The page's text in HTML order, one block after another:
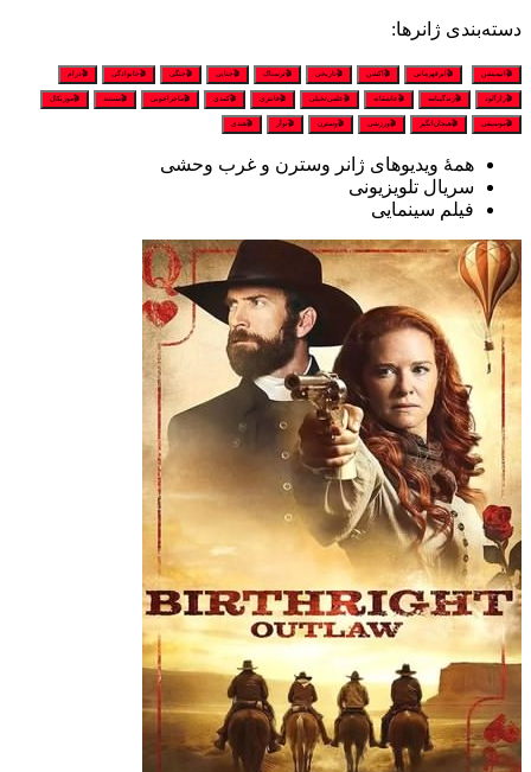
دسته‌بندی ژانرها:
🎬انیمیشن 🎬ابرقهرمانی 🎬اکشن 🎬تاریخی 🎬ترسناک 🎬جنایی 🎬جنگی 🎬خانوادگی 🎬درام
🎬رازآلود 🎬زندگینامه 🎬عاشقانه 🎬علمی‌تخیلی 🎬فانتزی 🎬کمدی 🎬ماجراجویی 🎬مستند 🎬موزیکال
🎬موسیقی 🎬هیجان‌انگیز 🎬ورزشی 🎬وسترن 🎬نوآر 🎬هندی
همهٔ ویدیوهای ژانر وسترن و غرب وحشی
سریال تلویزیونی
فیلم سینمایی